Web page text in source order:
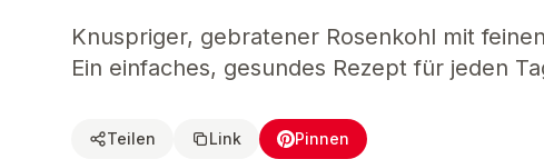
Knuspriger, gebratener Rosenkohl mit
Ein einfaches, gesundes Rezept für jeden
Teilen Link Pinnen